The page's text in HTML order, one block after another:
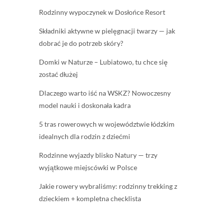
Rodzinny wypoczynek w Dosłońce Resort
Składniki aktywne w pielęgnacji twarzy — jak
dobrać je do potrzeb skóry?
Domki w Naturze – Lubiatowo, tu chce się
zostać dłużej
Dlaczego warto iść na WSKZ? Nowoczesny
model nauki i doskonała kadra
5 tras rowerowych w województwie łódzkim
idealnych dla rodzin z dziećmi
Rodzinne wyjazdy blisko Natury — trzy
wyjątkowe miejscówki w Polsce
Jakie rowery wybraliśmy: rodzinny trekking z
dzieckiem + kompletna checklista